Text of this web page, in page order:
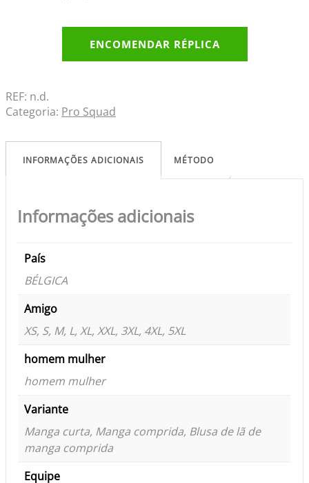
ENCOMENDAR RÉPLICA
REF: n.d.
Categoria: Pro Squad
INFORMAÇÕES ADICIONAIS MÉTODO
Informações adicionais
País
BÉLGICA
Amigo
XS, S, M, L, XL, XXL, 3XL, 4XL, 5XL
homem mulher
homem mulher
Variante
Manga curta, Manga comprida, Blusa de lã de
manga comprida
Equipe